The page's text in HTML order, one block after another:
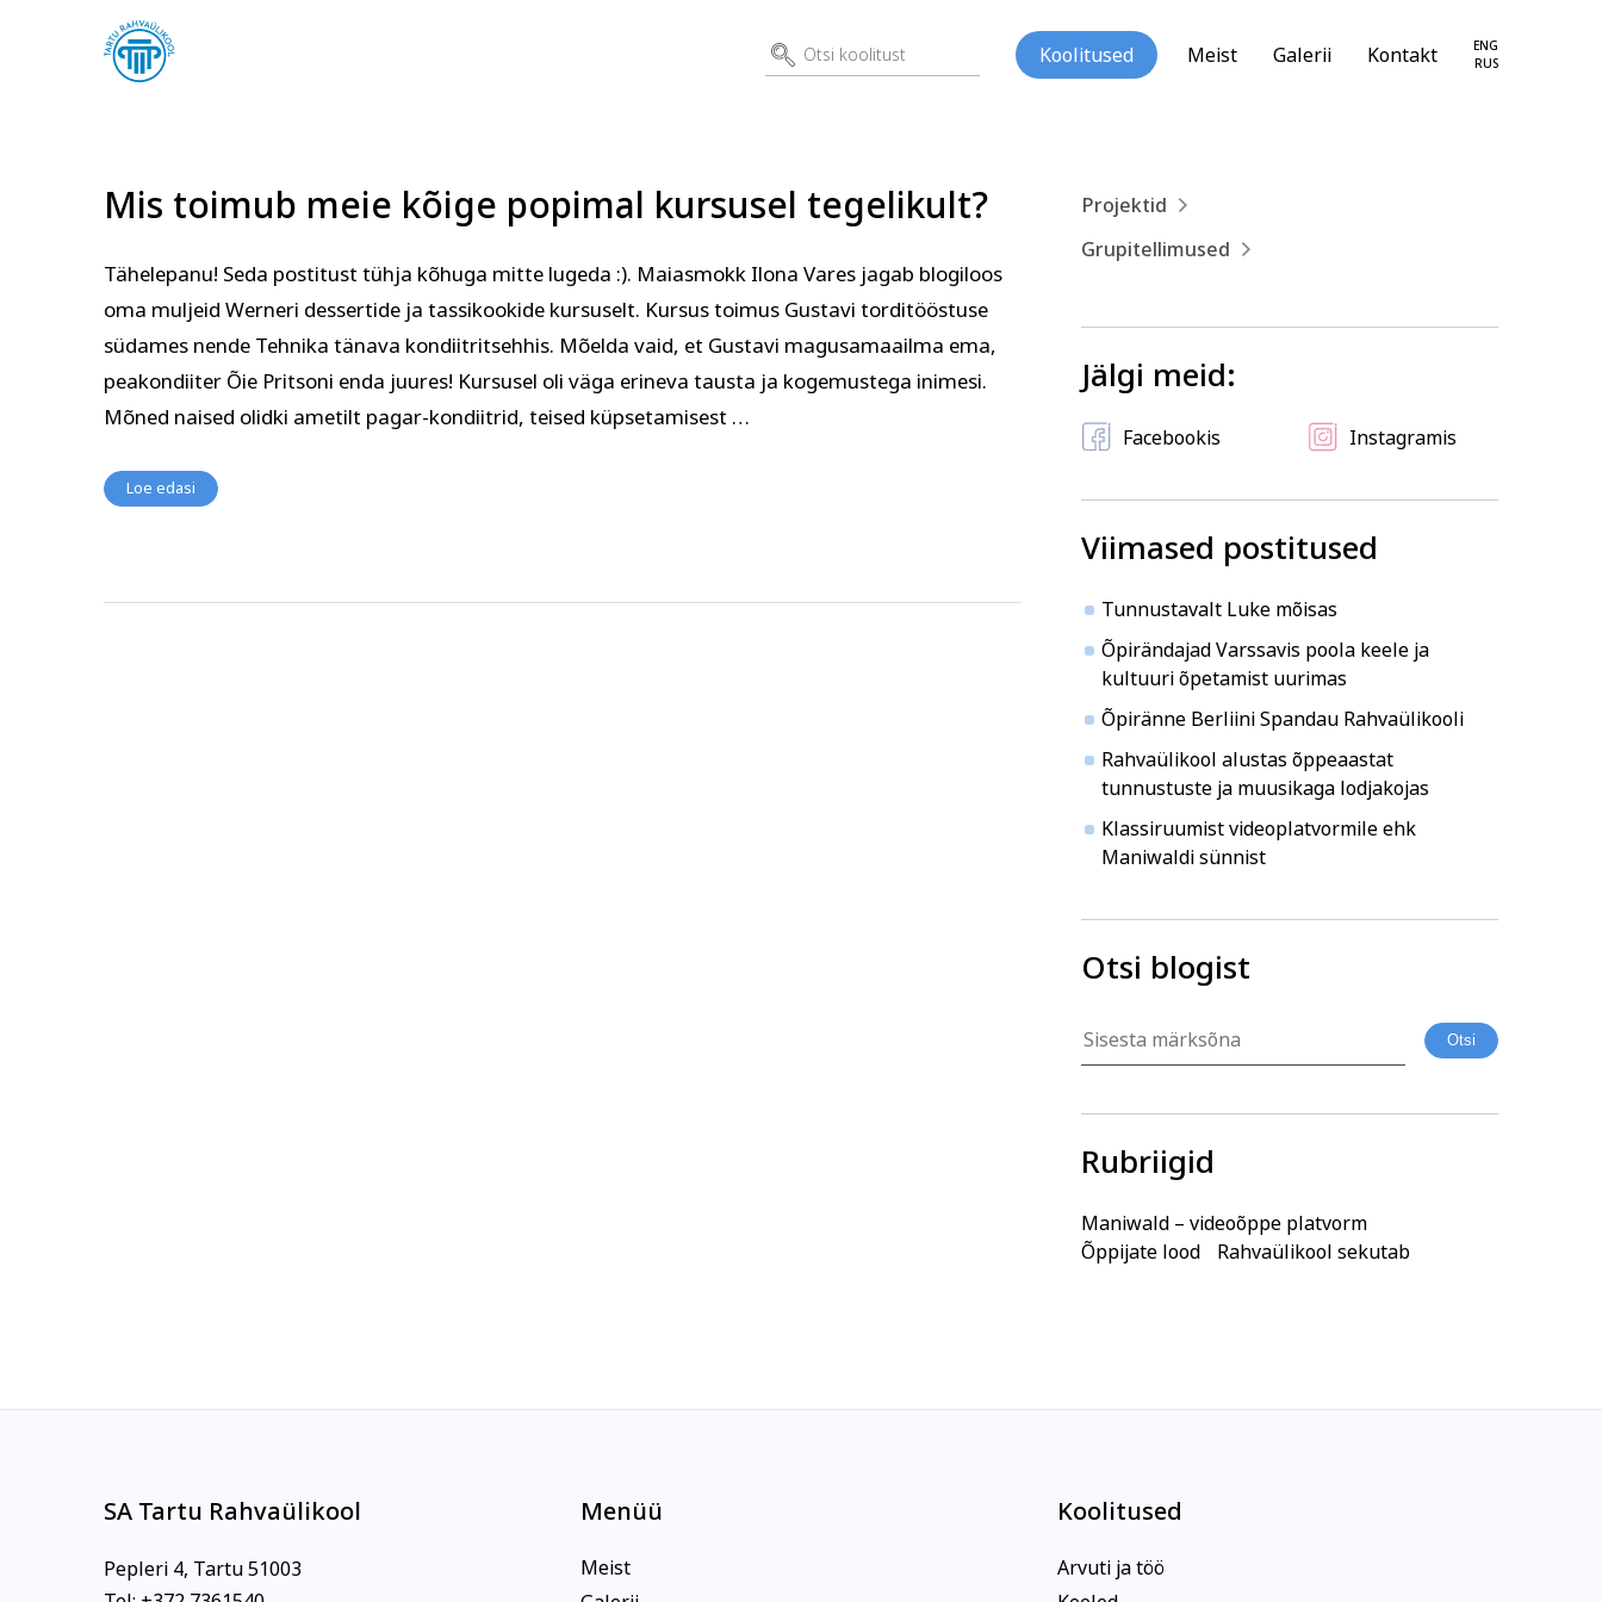
Koolitused Meist Galerii Kontakt
ENG
RUS
Arvuti ja töö Keeled Kunst
Psühholoogia ja
Tekstiil ja käsitöö
Tervis ja ilu Kodu ja köök Aiandus ja lilleseade Kultuur ja ühiskond Veebi- ja videoõpe
Mis toimub meie kõige popimal kursusel tegelikult?
Tähelepanu! Seda postitust tühja kõhuga mitte lugeda :). Maiasmokk Ilona Vares jagab blogiloos
oma muljeid Werneri dessertide ja tassikookide kursuselt. Kursus toimus Gustavi torditööstuse
südames nende Tehnika tänava kondiitritsehhis. Mõelda vaid, et Gustavi magusamaailma ema,
peakondiiter Õie Pritsoni enda juures! Kursusel oli väga erineva tausta ja kogemustega inimesi.
Mõned naised olidki ametilt pagar-kondiitrid, teised küpsetamisest …
Loe edasi
Projektid
Grupitellimused
Jälgi meid:
Facebookis Instagramis
Viimased postitused
Tunnustavalt Luke mõisas
Õpirändajad Varssavis poola keele ja
kultuuri õpetamist uurimas
Õpiränne Berliini Spandau Rahvaülikooli
Rahvaülikool alustas õppeaastat
tunnustuste ja muusikaga lodjakojas
Klassiruumist videoplatvormile ehk
Maniwaldi sünnist
Otsi blogist
Rubriigid
Maniwald – videoõppe platvorm
Õppijate lood
Rahvaülikool sekutab
SA Tartu Rahvaülikool
Pepleri 4, Tartu 51003
Menüü
Meist
Koolitused
Arvuti ja töö